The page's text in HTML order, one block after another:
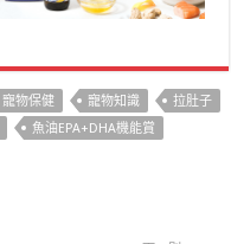
寵物保健 寵物知識
拉肚子
魚油EPA+DHA機能賞